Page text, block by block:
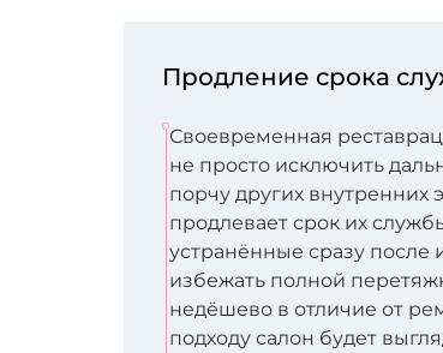
Продление срока
Своевременная
не просто исключить
порчу других внутренних
продлевает срок их
устранённые сразу после
избежать полной
недёшево в отличие от
подходу салон будет